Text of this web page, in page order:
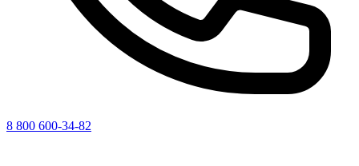
8 800 600-34-82